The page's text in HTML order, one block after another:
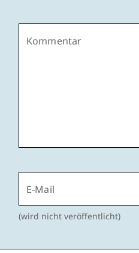
Kommentar
E-Mail
(wird nicht veröffentlicht)